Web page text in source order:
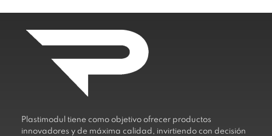
Plastimodul tiene como objetivo ofrecer productos
innovadores y de máxima calidad, invirtiendo con decisión